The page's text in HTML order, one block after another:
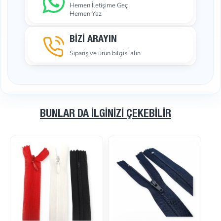
günüdür. Kim beğendiği bir ürün için bir hafta veya daha
fazla beklemek ister?
Hemen İletişime Geç
Hemen Yaz
BİZİ ARAYIN
Sipariş ve ürün bilgisi alın
BUNLAR DA İLGINIZI ÇEKEBILIR